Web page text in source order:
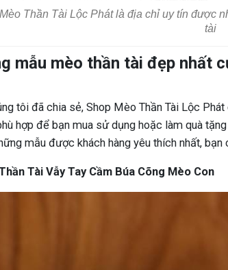
Thần Tài Lộc Phát là địa chỉ uy tín được
tài
mẫu mèo thần tài đẹp nhất
tôi đã chia sẻ, Shop Mèo Thần Tài Lộc
hợp để bạn mua sử dụng hoặc làm quà
mẫu được khách hàng yêu thích nhất, bạn
Tài Vẫy Tay Cầm Búa Cõng Mèo Con